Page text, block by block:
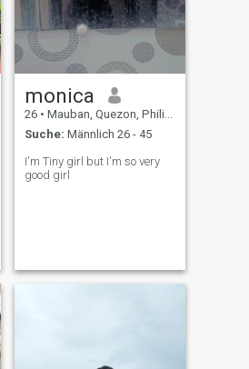
monica
26 • Mauban, Quezon, Philippinen
Suche: Männlich 26 - 45
I'm Tiny girl but I'm so very
good girl